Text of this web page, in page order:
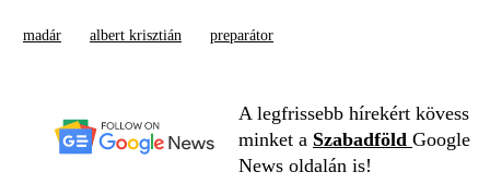
madár albert krisztián preparátor
A legfrissebb hírekért kövess
minket a Szabadföld Google
News oldalán is!